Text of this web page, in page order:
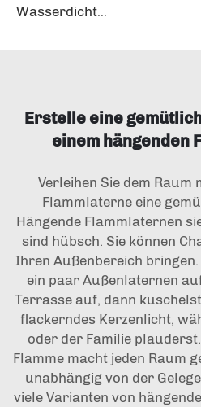
Wasserdichte Gartenbeleuchtung für Terrasse, Rasen, Wege dekorativ aus Metall und Glas. LED-Außenbeleuchtung Solar Schmetterlingsgartenlicht
Erstelle eine
einem hängenden
Verleihen Sie dem Raum
Flammlaterne eine
Hängende Flammlaternen
sind hübsch. Sie können
Ihren Außenbereich
ein paar Außenlaternen
Terrasse auf, dann
flackerndes Kerzenlicht,
oder der Familie
Flamme macht jeden Raum
unabhängig von der
viele Varianten von